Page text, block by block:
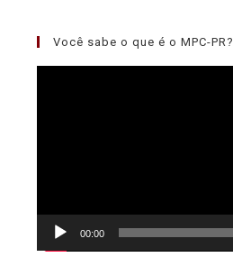
Você sabe o que é o MPC-PR?
00:00